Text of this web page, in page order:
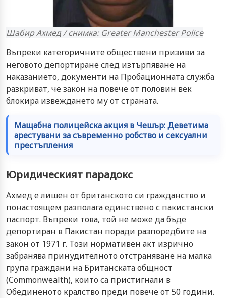
Шабир Ахмед / снимка: Greater Manchester Police
Въпреки категоричните обществени призиви за
неговото депортиране след изтърпяване на
наказанието, документи на Пробационната служба
разкриват, че закон на повече от половин век
блокира извеждането му от страната.
Мащабна полицейска акция в Чешър: Деветима
арестувани за съвременно робство и сексуални
престъпления
Юридическият парадокс
Ахмед е лишен от британското си гражданство и
понастоящем разполага единствено с пакистански
паспорт. Въпреки това, той не може да бъде
депортиран в Пакистан поради разпоредбите на
закон от 1971 г. Този нормативен акт изрично
забранява принудителното отстраняване на малка
група граждани на Британската общност
(Commonwealth), които са пристигнали в
Обединеното кралство преди повече от 50 години.